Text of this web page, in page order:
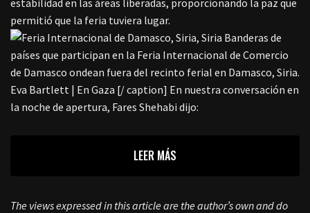
permitió que la feria tuviera lugar.
Banderas de
países que participan en la Feria Internacional de Comercio
de Damasco ondean fuera del recinto ferial en Damasco, Siria.
Eva Bartlett | En Gaza [/ caption] En nuestra conversación en
la noche de apertura, Fares Shehabi dijo:
LEER MÁS
The views expressed in this article are the author’s own and do